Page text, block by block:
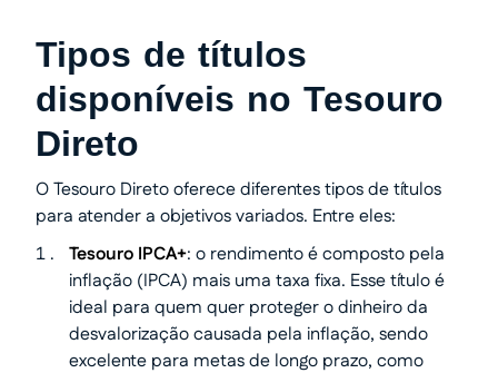
Tipos de títulos
disponíveis no Tesouro
Direto
O Tesouro Direto oferece diferentes tipos de títulos
para atender a objetivos variados. Entre eles:
Tesouro IPCA+: o rendimento é composto pela
inflação (IPCA) mais uma taxa fixa. Esse título é
ideal para quem quer proteger o dinheiro da
desvalorização causada pela inflação, sendo
excelente para metas de longo prazo, como